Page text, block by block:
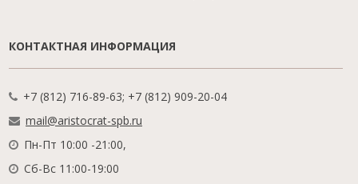
КОНТАКТНАЯ ИНФОРМАЦИЯ
+7 (812) 716-89-63; +7 (812) 909-20-04
mail@aristocrat-spb.ru
Пн-Пт 10:00 -21:00,
Сб-Вс 11:00-19:00